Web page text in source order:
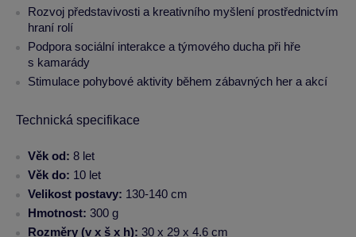
Rozvoj představivosti a kreativního myšlení prostřednictvím
hraní rolí
Podpora sociální interakce a týmového ducha při hře
s kamarády
Stimulace pohybové aktivity během zábavných her a akcí
Technická specifikace
Věk od: 8 let
Věk do: 10 let
Velikost postavy: 130-140 cm
Hmotnost: 300 g
Rozměry (v x š x h): 30 x 29 x 4.6 cm